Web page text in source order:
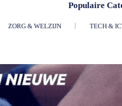
Populaire
ZORG & WELZIJN TECH &